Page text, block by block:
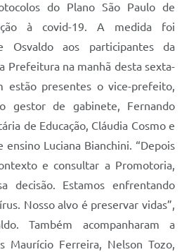
do Plano São Paulo de
à covid-19. A medida foi
Osvaldo aos participantes da
Prefeitura na manhã desta sexta-
estão presentes o vice-prefeito,
gestor de gabinete, Fernando
de Educação, Cláudia Cosmo e
Luciana Bianchini. “Depois
e consultar a Promotoria,
decisão. Estamos enfrentando
Nosso alvo é preservar vidas”,
Também acompanharam a
Maurício Ferreira, Nelson Tozo,